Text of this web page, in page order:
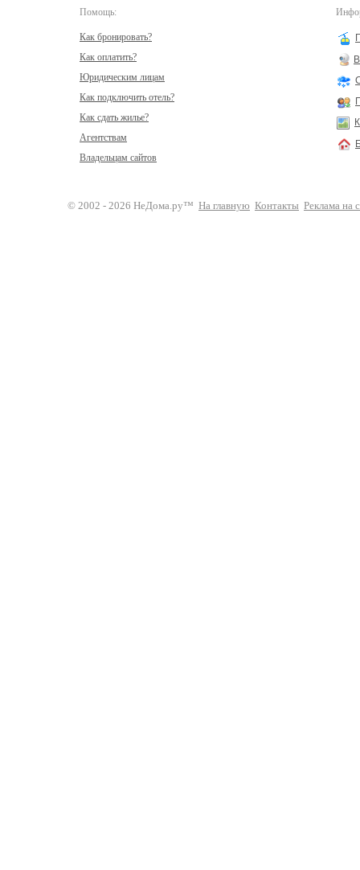
Помощь:
Как бронировать?
Как оплатить?
Юридическим лицам
Как подключить отель?
Как сдать жилье?
Агентствам
Владельцам сайтов
© 2002 - 2026 НеДома.ру™ На главную Контакты Реклама на